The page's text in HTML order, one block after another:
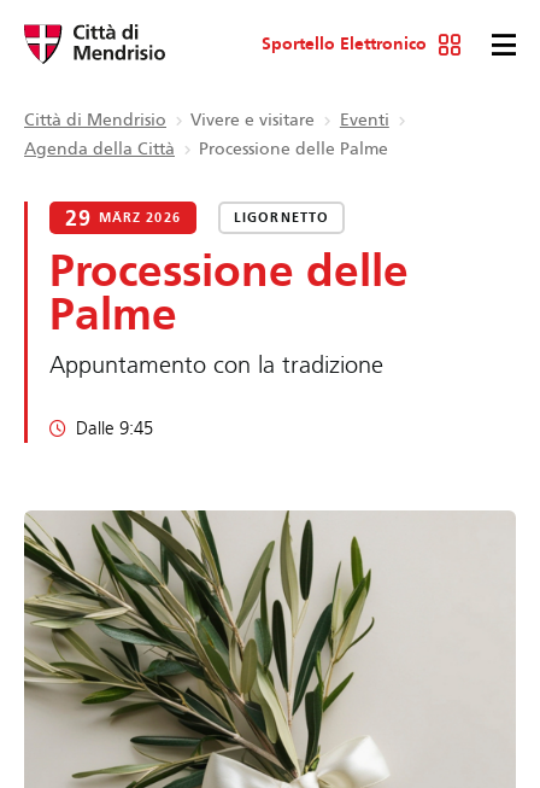
Sportello Elettronico
Città di Mendrisio Vivere e visitare
Eventi
Agenda della Città
Processione delle Palme
29 MÄRZ 2026 LIGORNETTO
Processione delle
Palme
Appuntamento con la tradizione
Dalle 9:45